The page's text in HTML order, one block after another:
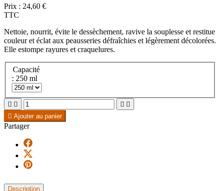
Prix : 24,60 €
TTC
Nettoie, nourrit, évite le dessèchement, ravive la souplesse et restitue
couleur et éclat aux peausseries défraîchies et légèrement décolorées.
Elle estompe rayures et craquelures.
Capacité
: 250 ml
   
 Ajouter au panier
Partager
Description